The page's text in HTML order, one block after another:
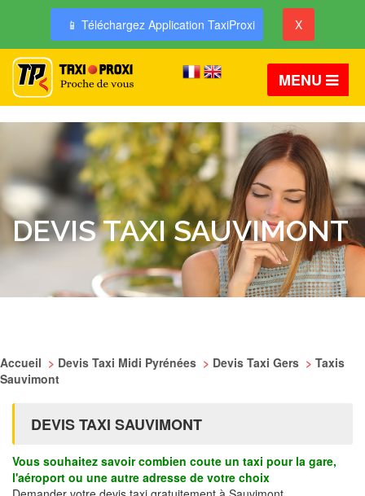
📱 Téléchargez Application TaxiProxi X
MENU
DEVIS TAXI SAUVIMONT
Accueil > Devis Taxi Midi Pyrénées > Devis Taxi Gers > Taxis
Sauvimont
DEVIS TAXI SAUVIMONT
Vous souhaitez savoir combien coute un taxi pour la gare,
l'aéroport ou une autre adresse de votre choix